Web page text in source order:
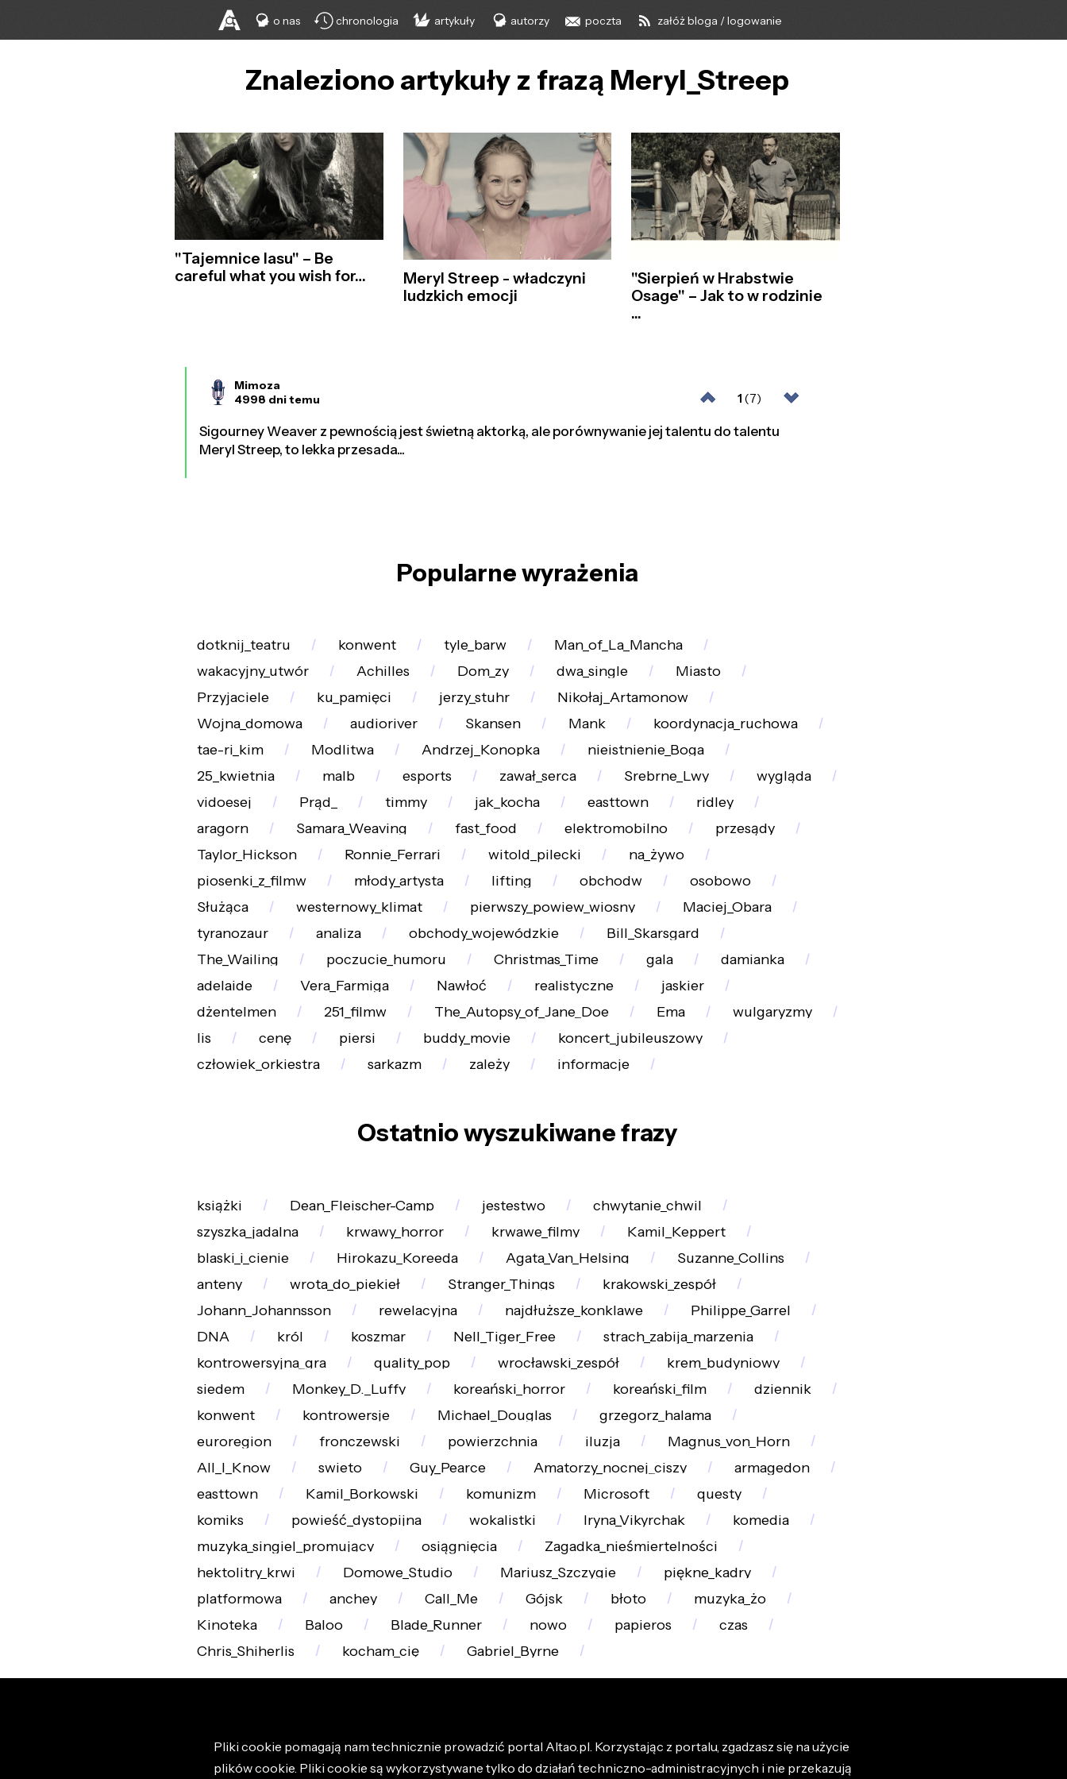
o nas chronologia artykuły autorzy poczta załóż bloga / logowanie
Znaleziono artykuły z frazą Meryl_Streep
"Tajemnice lasu" – Be
careful what you wish for…
Meryl Streep - władczyni
ludzkich emocji
"Sierpień w Hrabstwie
Osage" – Jak to w rodzinie
...
1 (7)
Mimoza
4998 dni temu
Sigourney Weaver z pewnością jest świetną aktorką, ale porównywanie jej talentu do talentu
Meryl Streep, to lekka przesada...
Popularne wyrażenia
dotknij_teatru konwent tyle_barw
Man_of_La_Mancha
wakacyjny_utwór
Achilles Dom_zy dwa_single
Miasto
Przyjaciele
ku_pamięci jerzy_stuhr
Nikołaj_Artamonow
Wojna_domowa
audioriver Skansen Mank
koordynacja_ruchowa
tae-ri_kim
Modlitwa Andrzej_Konopka
nieistnienie_Boga
25_kwietnia
malb esports zawał_serca Srebrne_Lwy
wygląda
vidoesej
Prąd_ timmy jak_kocha easttown
ridley
aragorn
Samara_Weaving fast_food elektromobilno
przesądy
Taylor_Hickson
Ronnie_Ferrari witold_pilecki
na_żywo
piosenki_z_filmw
młody_artysta lifting obchodw
osobowo
Służąca
westernowy_klimat pierwszy_powiew_wiosny
Maciej_Obara
tyranozaur
analiza obchody_wojewódzkie
Bill_Skarsgard
The_Wailing
poczucie_humoru Christmas_Time gala
damianka
adelaide
Vera_Farmiga Nawłoć realistyczne
jaskier
dżentelmen
251_filmw The_Autopsy_of_Jane_Doe Ema
wulgaryzmy
lis
cenę piersi buddy_movie
koncert_jubileuszowy
człowiek_orkiestra
sarkazm zależy informacje
Ostatnio wyszukiwane frazy
książki Dean_Fleischer-Camp jestestwo
chwytanie_chwil
szyszka_jadalna
krwawy_horror krwawe_filmy
Kamil_Keppert
blaski_i_cienie
Hirokazu_Koreeda Agata_Van_Helsing
Suzanne_Collins
anteny
wrota_do_piekieł Stranger_Things
krakowski_zespół
Johann_Johannsson
rewelacyjna najdłuższe_konklawe
Philippe_Garrel
DNA
król koszmar Nell_Tiger_Free
strach_zabija_marzenia
kontrowersyjna_gra
quality_pop wrocławski_zespół
krem_budyniowy
siedem
Monkey_D._Luffy koreański_horror koreański_film
dziennik
konwent
kontrowersje Michael_Douglas
grzegorz_halama
euroregion
fronczewski powierzchnia iluzja
Magnus_von_Horn
All_I_Know
swieto Guy_Pearce Amatorzy_nocnej_ciszy
armagedon
easttown
Kamil_Borkowski komunizm Microsoft
questy
komiks
powieść_dystopijna wokalistki Iryna_Vikyrchak
komedia
muzyka_singiel_promujący
osiągnięcia
Zagadka_nieśmiertelności
hektolitry_krwi
Domowe_Studio Mariusz_Szczygie
piękne_kadry
platformowa
anchey Call_Me Gójsk błoto
muzyka_żo
Kinoteka
Baloo Blade_Runner nowo papieros
czas
Chris_Shiherlis
kocham_cię Gabriel_Byrne
Pliki cookie pomagają nam technicznie prowadzić portal Altao.pl. Korzystając z portalu, zgadzasz się na użycie
plików cookie. Pliki cookie są wykorzystywane tylko do działań techniczno-administracyjnych i nie przekazują